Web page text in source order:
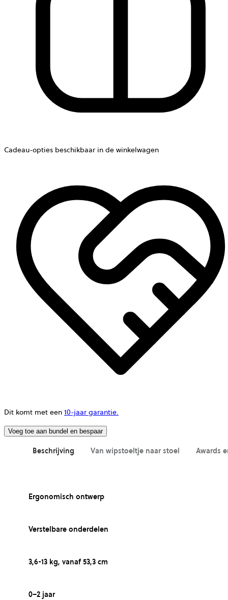
Cadeau-opties beschikbaar in de winkelwagen
Dit komt met een 10-jaar garantie.
Voeg toe aan bundel en bespaar
Beschrijving Van wipstoeltje naar stoel Awards
Ergonomisch ontwerp
Verstelbare onderdelen
3,6-13 kg, vanaf 53,3 cm
0–2 jaar